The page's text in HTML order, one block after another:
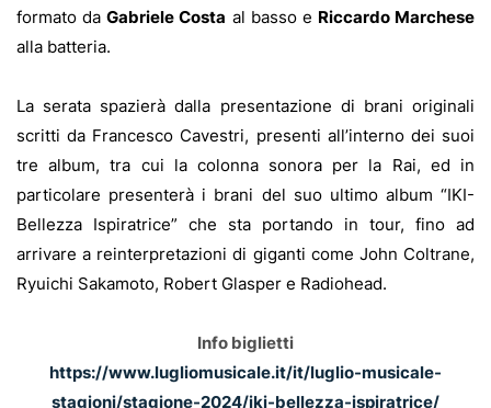
formato daGabriele Costa al basso e Riccardo Marchese
alla batteria.
La serata spazierà dalla presentazione di brani originali
scritti da Francesco Cavestri, presenti all’interno dei suoi
tre album, tra cui la colonna sonora per la Rai, ed in
particolare presenterà i brani del suo ultimo album “IKI-
Bellezza Ispiratrice” che sta portando in tour, fino ad
arrivare a reinterpretazioni di giganti come John Coltrane,
Ryuichi Sakamoto, Robert Glasper e Radiohead.
Info biglietti
https://www.lugliomusicale.it/it/luglio-musicale-
stagioni/stagione-2024/iki-bellezza-ispiratrice/